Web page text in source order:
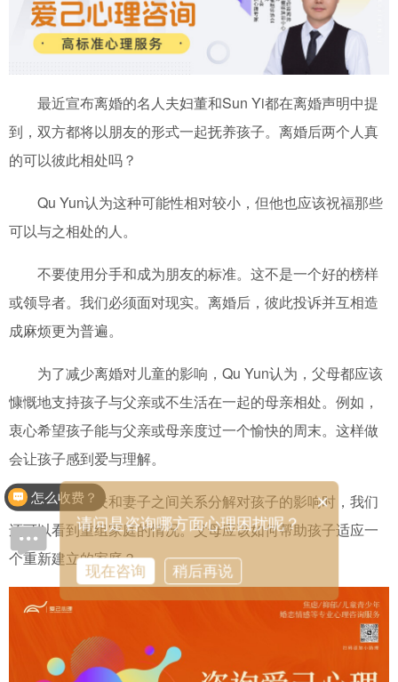
最近宣布离婚的名人夫妇董和Sun Yi都在离婚声明中提
到，双方都将以朋友的形式一起抚养孩子。离婚后两个人真
的可以彼此相处吗？
Qu Yun认为这种可能性相对较小，但他也应该祝福那些
可以与之相处的人。
不要使用分手和成为朋友的标准。这不是一个好的榜样
或领导者。我们必须面对现实。离婚后，彼此投诉并互相造
成麻烦更为普遍。
为了减少离婚对儿童的影响，Qu Yun认为，父母都应该
慷慨地支持孩子与父亲或不生活在一起的母亲相处。例如，
衷心希望孩子能与父亲或母亲度过一个愉快的周末。这样做
会让孩子感到爱与理解。
在谈论丈夫和妻子之间关系分解对孩子的影响时，我们
还可以看到重组家庭的情况。父母应该如何帮助孩子适应一
个重新建立的家庭？
怎么收费？ ×
请问是咨询哪方面心理困扰呢？
现在咨询 稍后再说